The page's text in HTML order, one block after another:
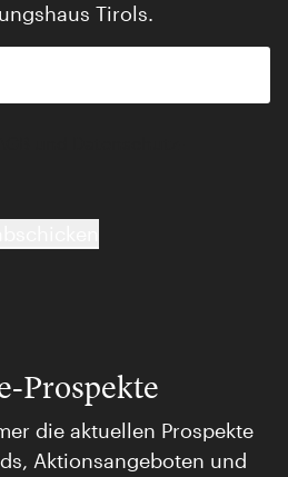
Tirols.
Prospekte
die aktuellen Prospekte
Aktionsangeboten und